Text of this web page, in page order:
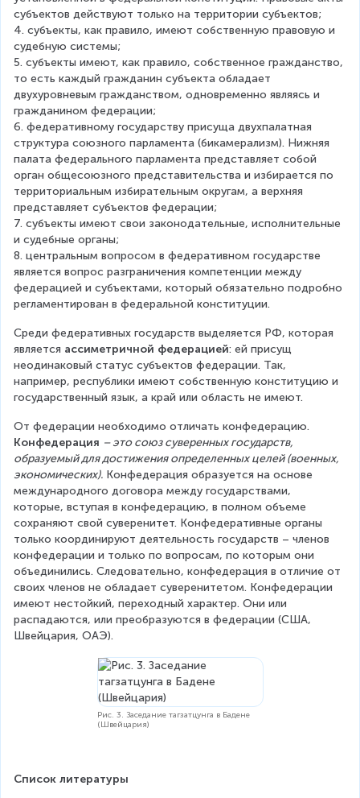
субъектов действуют только на территории субъектов;
4. субъекты, как правило, имеют собственную правовую и
судебную системы;
5. субъекты имеют, как правило, собственное гражданство,
то есть каждый гражданин субъекта обладает
двухуровневым гражданством, одновременно являясь и
гражданином федерации;
6. федеративному государству присуща двухпалатная
структура союзного парламента (бикамерализм). Нижняя
палата федерального парламента представляет собой
орган общесоюзного представительства и избирается по
территориальным избирательным округам, а верхняя
представляет субъектов федерации;
7. субъекты имеют свои законодательные, исполнительные
и судебные органы;
8. центральным вопросом в федеративном государстве
является вопрос разграничения компетенции между
федерацией и субъектами, который обязательно подробно
регламентирован в федеральной конституции.
Среди федеративных государств выделяется РФ, которая
является ассиметричной федерацией: ей присущ
неодинаковый статус субъектов федерации. Так,
например, республики имеют собственную конституцию и
государственный язык, а край или область не имеют.
От федерации необходимо отличать конфедерацию.
Конфедерация – это союз суверенных государств,
образуемый для достижения определенных целей (военных,
экономических). Конфедерация образуется на основе
международного договора между государствами,
которые, вступая в конфедерацию, в полном объеме
сохраняют свой суверенитет. Конфедеративные органы
только координируют деятельность государств – членов
конфедерации и только по вопросам, по которым они
объединились. Следовательно, конфедерация в отличие от
своих членов не обладает суверенитетом. Конфедерации
имеют нестойкий, переходный характер. Они или
распадаются, или преобразуются в федерации (США,
Швейцария, ОАЭ).
Рис. 3. Заседание тагзатцунга в Бадене
(Швейцария)
Список литературы